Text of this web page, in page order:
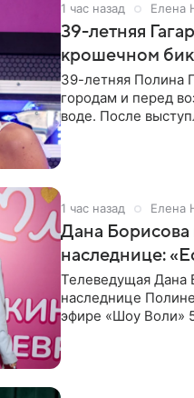
1 час назад Елена
39-летняя
крошечном
39-летняя Полина
городам и перед
воде. После
1 час назад Елена
Дана Борисова
наследнице:
Телеведущая Дана
наследнице
эфире «Шоу Воли»